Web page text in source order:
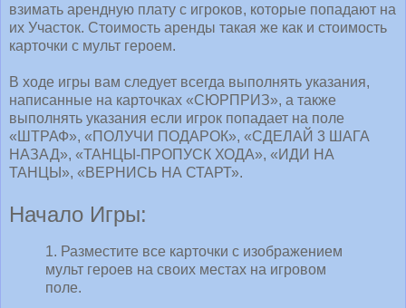
взимать арендную плату с игроков, которые попадают на
их Участок. Стоимость аренды такая же как и стоимость
карточки с мульт героем.
В ходе игры вам следует всегда выполнять указания,
написанные на карточках «СЮРПРИЗ», а также
выполнять указания если игрок попадает на поле
«ШТРАФ», «ПОЛУЧИ ПОДАРОК», «СДЕЛАЙ 3 ШАГА
НАЗАД», «ТАНЦЫ-ПРОПУСК ХОДА», «ИДИ НА
ТАНЦЫ», «ВЕРНИСЬ НА СТАРТ».
Начало Игры:
1. Разместите все карточки с изображением
мульт героев на своих местах на игровом
поле.